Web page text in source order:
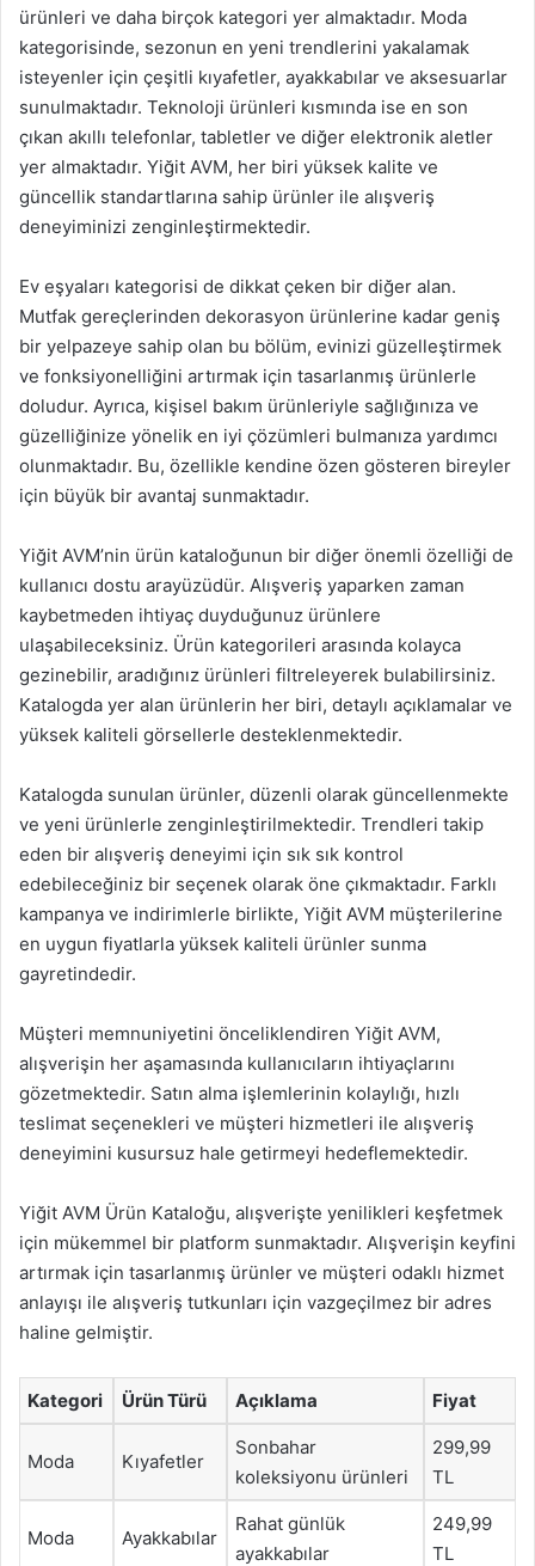
ürünleri ve daha birçok kategori yer almaktadır. Moda
kategorisinde, sezonun en yeni trendlerini yakalamak
isteyenler için çeşitli kıyafetler, ayakkabılar ve aksesuarlar
sunulmaktadır. Teknoloji ürünleri kısmında ise en son
çıkan akıllı telefonlar, tabletler ve diğer elektronik aletler
yer almaktadır. Yiğit AVM, her biri yüksek kalite ve
güncellik standartlarına sahip ürünler ile alışveriş
deneyiminizi zenginleştirmektedir.
Ev eşyaları kategorisi de dikkat çeken bir diğer alan.
Mutfak gereçlerinden dekorasyon ürünlerine kadar geniş
bir yelpazeye sahip olan bu bölüm, evinizi güzelleştirmek
ve fonksiyonelliğini artırmak için tasarlanmış ürünlerle
doludur. Ayrıca, kişisel bakım ürünleriyle sağlığınıza ve
güzelliğinize yönelik en iyi çözümleri bulmanıza yardımcı
olunmaktadır. Bu, özellikle kendine özen gösteren bireyler
için büyük bir avantaj sunmaktadır.
Yiğit AVM’nin ürün kataloğunun bir diğer önemli özelliği de
kullanıcı dostu arayüzüdür. Alışveriş yaparken zaman
kaybetmeden ihtiyaç duyduğunuz ürünlere
ulaşabileceksiniz. Ürün kategorileri arasında kolayca
gezinebilir, aradığınız ürünleri filtreleyerek bulabilirsiniz.
Katalogda yer alan ürünlerin her biri, detaylı açıklamalar ve
yüksek kaliteli görsellerle desteklenmektedir.
Katalogda sunulan ürünler, düzenli olarak güncellenmekte
ve yeni ürünlerle zenginleştirilmektedir. Trendleri takip
eden bir alışveriş deneyimi için sık sık kontrol
edebileceğiniz bir seçenek olarak öne çıkmaktadır. Farklı
kampanya ve indirimlerle birlikte, Yiğit AVM müşterilerine
en uygun fiyatlarla yüksek kaliteli ürünler sunma
gayretindedir.
Müşteri memnuniyetini önceliklendiren Yiğit AVM,
alışverişin her aşamasında kullanıcıların ihtiyaçlarını
gözetmektedir. Satın alma işlemlerinin kolaylığı, hızlı
teslimat seçenekleri ve müşteri hizmetleri ile alışveriş
deneyimini kusursuz hale getirmeyi hedeflemektedir.
Yiğit AVM Ürün Kataloğu, alışverişte yenilikleri keşfetmek
için mükemmel bir platform sunmaktadır. Alışverişin keyfini
artırmak için tasarlanmış ürünler ve müşteri odaklı hizmet
anlayışı ile alışveriş tutkunları için vazgeçilmez bir adres
haline gelmiştir.
Kategori Ürün Türü Açıklama Fiyat
Moda Kıyafetler
Sonbahar
koleksiyonu ürünleri
299,99
TL
Moda Ayakkabılar
Rahat günlük
ayakkabılar
249,99
TL